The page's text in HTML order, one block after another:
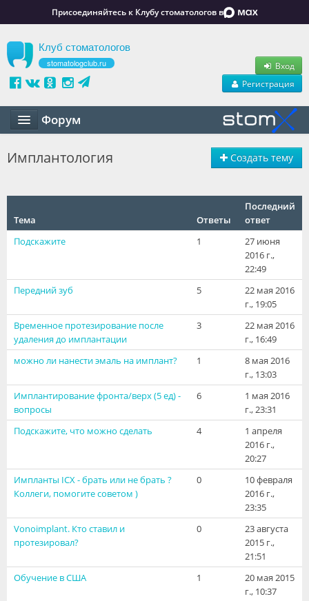
Присоединяйтесь к Клубу стоматологов в
Клуб стоматологов
stomatologclub.ru
Вход
Регистрация
Форум
Вакансии
Объявления
Видео
Форум
Специалисты
Галерея
Блоги
Лаборатории
Создать тему
Имплантология
Тема Ответы
Последний
ответ
Подскажите
1
27 июня
2016 г.,
22:49
Передний зуб
5
22 мая 2016
г., 19:05
Временное протезирование после
удаления до имплантации
3
22 мая 2016
г., 16:49
можно ли нанести эмаль на имплант?
1
8 мая 2016
г., 13:03
Имплантирование фронта/верх (5 ед) -
вопросы
6
1 мая 2016
г., 23:31
Подскажите, что можно сделать
4
1 апреля
2016 г.,
20:27
Импланты ICX - брать или не брать ?
Коллеги, помогите советом )
0
10 февраля
2016 г.,
23:35
Vonoimplant. Кто ставил и
протезировал?
0
23 августа
2015 г.,
21:51
Обучение в США
1
20 мая 2015
г., 10:37